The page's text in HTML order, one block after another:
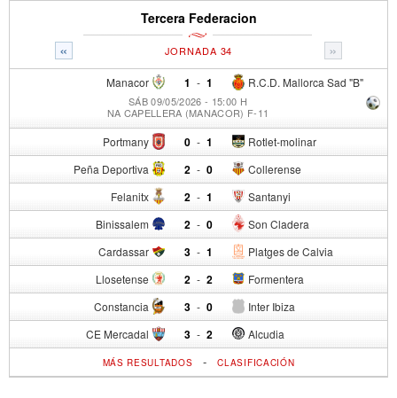
Tercera Federacion
« »
JORNADA 34
Manacor 1 - R.C.D. Mallorca Sad "B"
1
SÁB 09/05/2026 - 15:00 H
NA CAPELLERA (MANACOR) F-11
Portmany 0 - Rotlet-molinar
1
Peña Deportiva 2 - Collerense
0
Felanitx 2 - Santanyi
1
Binissalem 2 - Son Cladera
0
Cardassar 3 - Platges de Calvia
1
Llosetense 2 - Formentera
2
Constancia 3 - Inter Ibiza
0
CE Mercadal 3 - Alcudia
2
MÁS RESULTADOS -CLASIFICACIÓN